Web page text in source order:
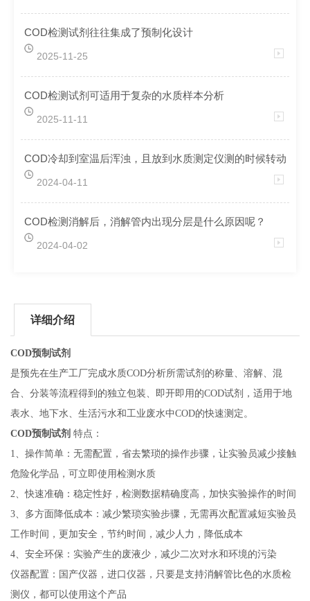
COD检测试剂往往集成了预制化设计
2025-11-25
COD检测试剂可适用于复杂的水质样本分析
2025-11-11
COD冷却到室温后浑浊，且放到水质测定仪测的时候转动误
2024-04-11
COD检测消解后，消解管内出现分层是什么原因呢？
2024-04-02
详细介绍
COD预制试剂
是预先在生产工厂完成水质COD分析所需试剂的称量、溶解、混
合、分装等流程得到的独立包装、即开即用的COD试剂，适用于地
表水、地下水、生活污水和工业废水中COD的快速测定。
COD预制试剂 特点：
1、操作简单：无需配置，省去繁琐的操作步骤，让实验员减少接触
危险化学品，可立即使用检测水质
2、快速准确：稳定性好，检测数据精确度高，加快实验操作的时间
3、多方面降低成本：减少繁琐实验步骤，无需再次配置减短实验员
工作时间，更加安全，节约时间，减少人力，降低成本
4、安全环保：实验产生的废液少，减少二次对水和环境的污染
仪器配置：国产仪器，进口仪器，只要是支持消解管比色的水质检
测仪，都可以使用这个产品